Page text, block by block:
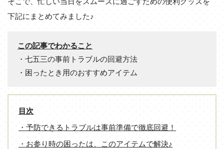
下記にまとめてみました♪
この記事でわかること
・七五三の事前トラブルの回避方法
・困ったとき用のおすすめアイテム
目次
・予防できるトラブルは事前準備で徹底回避！
・お参り時の困ったは、このアイテムで解決♪